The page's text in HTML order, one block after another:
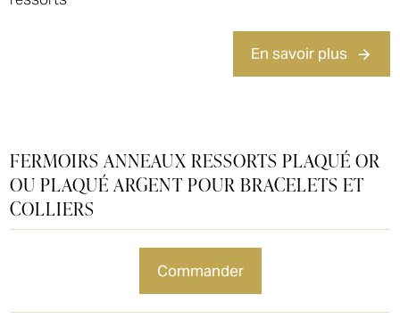
En savoir plus
FERMOIRS ANNEAUX RESSORTS PLAQUÉ OR
OU PLAQUÉ ARGENT POUR BRACELETS ET
COLLIERS
commander